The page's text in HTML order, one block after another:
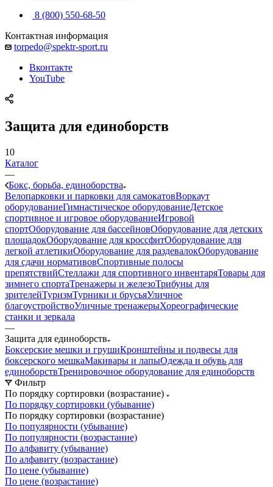
8 (800) 550-68-50
Контактная информация
torpedo@spektr-sport.ru
Вконтакте
YouTube
Защита для единоборств
10
Каталог
—
Бокс, борьба, единоборства
Велопарковки и парковки для самокатовВоркаут
оборудованиеГимнастическое оборудованиеДетское
спортивное и игровое оборудованиеИгровой
спортОборудование для бассейновОборудование для детских
площадокОборудование для кроссфитОборудование для
легкой атлетикиОборудование для раздевалокОборудование
для сдачи нормативовСпортивные полосы
препятствийСтеллажи для спортивного инвентаряТовары для
зимнего спортаТренажеры и железоТрибуны для
зрителейТуризмТурники и брусьяУличное
благоустройствоУличные тренажерыХореографические
станки и зеркала
—
Защита для единоборств
Боксерские мешки и грушиКронштейны и подвесы для
боксерского мешкаМакивары и лапыОдежда и обувь для
единоборствТренировочное оборудование для единоборств
Фильтр
По порядку сортировки (возрастание)
По порядку сортировки (убывание)
По порядку сортировки (возрастание)
По популярности (убывание)
По популярности (возрастание)
По алфавиту (убывание)
По алфавиту (возрастание)
По цене (убывание)
По цене (возрастание)